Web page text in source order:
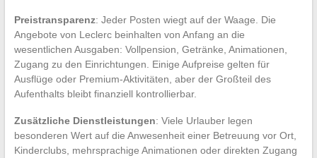
Preistransparenz: Jeder Posten wiegt auf der Waage. Die
Angebote von Leclerc beinhalten von Anfang an die
wesentlichen Ausgaben: Vollpension, Getränke, Animationen,
Zugang zu den Einrichtungen. Einige Aufpreise gelten für
Ausflüge oder Premium-Aktivitäten, aber der Großteil des
Aufenthalts bleibt finanziell kontrollierbar.
Zusätzliche Dienstleistungen: Viele Urlauber legen
besonderen Wert auf die Anwesenheit einer Betreuung vor Ort,
Kinderclubs, mehrsprachige Animationen oder direkten Zugang